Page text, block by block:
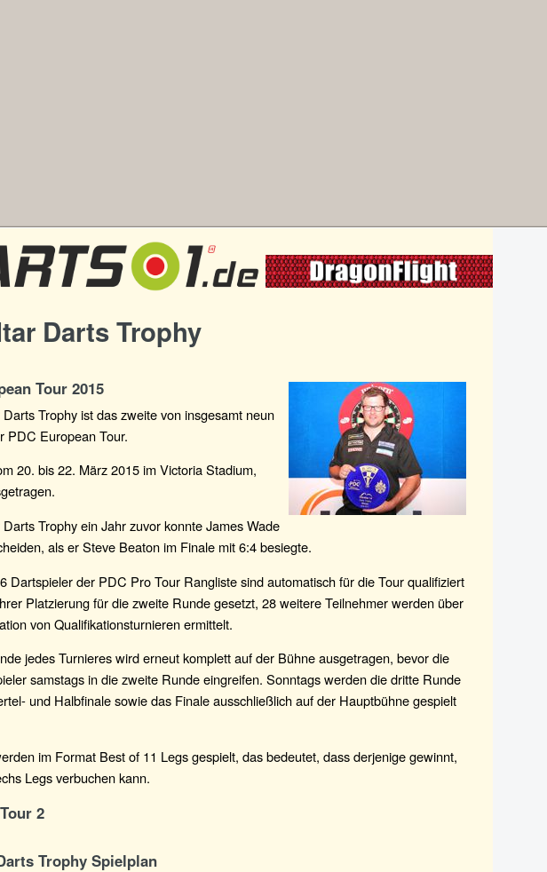
Darts Trophy
Tour 2015
Trophy ist das zweite von insgesamt neun
PDC European Tour.
20. bis 22. März 2015 im Victoria Stadium,
Trophy ein Jahr zuvor konnte James Wade
als er Steve Beaton im Finale mit 6:4 besiegte.
Dartspieler der PDC Pro Tour Rangliste sind automatisch für die Tour qualifiziert
Platzierung für die zweite Runde gesetzt, 28 weitere Teilnehmer werden über
von Qualifikationsturnieren ermittelt.
jedes Turnieres wird erneut komplett auf der Bühne ausgetragen, bevor die
samstags in die zweite Runde eingreifen. Sonntags werden die dritte Runde
und Halbfinale sowie das Finale ausschließlich auf der Hauptbühne gespielt
im Format Best of 11 Legs gespielt, das bedeutet, dass derjenige gewinnt,
Legs verbuchen kann.
2
Trophy Spielplan